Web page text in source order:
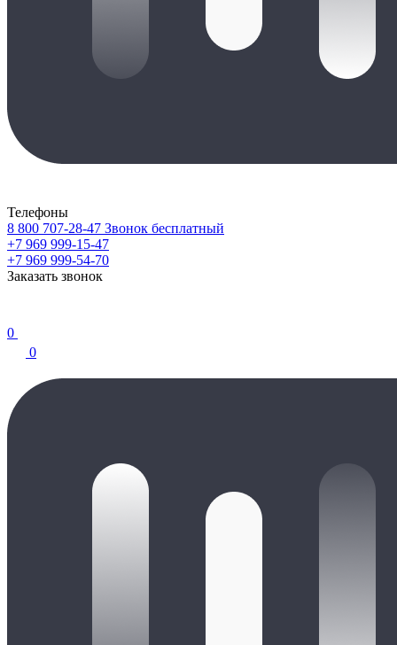
Телефоны
8 800 707-28-47 Звонок бесплатный
+7 969 999-15-47
+7 969 999-54-70
Заказать звонок
0
0